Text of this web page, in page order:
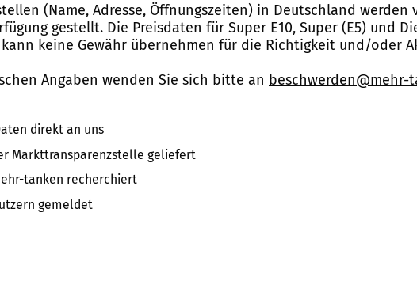
(Name, Adresse, Öffnungszeiten) in Deutschland
gestellt. Die Preisdaten für Super E10, Super (E5) und
keine Gewähr übernehmen für die Richtigkeit und/oder
Angaben wenden Sie sich bitte an beschwerden@mehr-
direkt an uns
Markttransparenzstelle geliefert
tanken recherchiert
gemeldet